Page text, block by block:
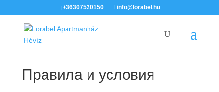
+36307520150 info@lorabel.hu
Правила и условия